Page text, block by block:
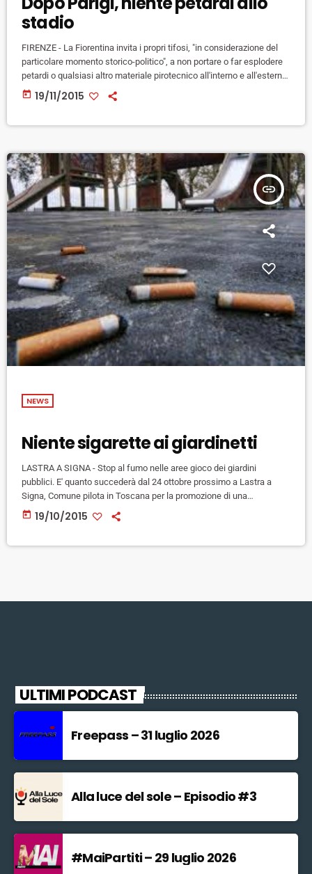
stadio
FIRENZE - La Fiorentina invita i propri tifosi, "in considerazione del
particolare momento storico-politico", a non portare o far esplodere
petardi o qualsiasi altro materiale pirotecnico all'interno e all'esterno
dello stadio "onde evitare allarmismi e situazioni di panico". E' quanto
si legge nel sito della società Viola, a pochi giorni dal derby di
today 19/11/2015
insert_link
NEWS
Niente sigarette ai giardinetti
LASTRA A SIGNA - Stop al fumo nelle aree gioco dei giardini
pubblici. E' quanto succederà dal 24 ottobre prossimo a Lastra a
Signa, Comune pilota in Toscana per la promozione di una
campagna contro il tabagismo, 'Non fumarti la vita' promossa
dall'amministrazione insieme ad Asl 10 di Firenze, Ispo e Fieg, che
today 19/10/2015
ULTIMI PODCAST
Freepass – 31 luglio 2026
Alla luce del sole – Episodio #3
#MaiPartiti – 29 luglio 2026